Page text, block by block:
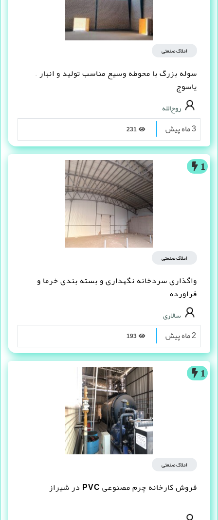
املاک صنعتی
سوله بزرگ با محوطه وسیع مناسب تولید و انبار –
یاسوج
روح‌الله
3 ماه پیش
1
املاک صنعتی
واگذاری سردخانه نگهداری و بسته بندی خرما و
فراورده
سالاری
2 ماه پیش
1
املاک صنعتی
فروش کارخانه چرم مصنوعى PVC در شیراز